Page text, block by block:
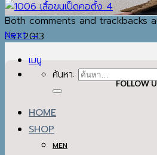
EST.2013
เมนู
ค้นหา:
HOME
SHOP
MEN
Both comments and trackbacks
Next→
FOLLOW